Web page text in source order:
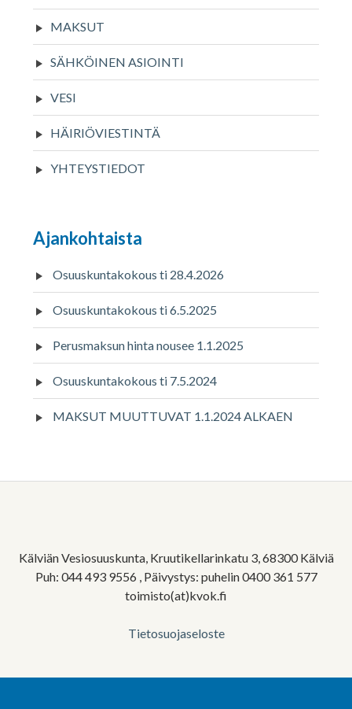
MAKSUT
SÄHKÖINEN ASIOINTI
VESI
HÄIRIÖVIESTINTÄ
YHTEYSTIEDOT
Ajankohtaista
Osuuskuntakokous ti 28.4.2026
Osuuskuntakokous ti 6.5.2025
Perusmaksun hinta nousee 1.1.2025
Osuuskuntakokous ti 7.5.2024
MAKSUT MUUTTUVAT 1.1.2024 ALKAEN
sivupalkki
Kälviän Vesiosuuskunta, Kruutikellarinkatu 3, 68300 Kälviä
Puh: 044 493 9556 , Päivystys: puhelin 0400 361 577
toimisto(at)kvok.fi
Tietosuojaseloste